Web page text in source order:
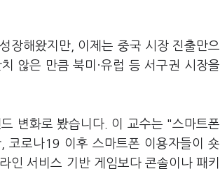
장해왔지만, 이제는 중국 시장 진출만으
않은 만큼 북미·유럽 등 서구권 시장을
변화로 봤습니다. 이 교수는 "스마트폰
코로나19 이후 스마트폰 이용자들이 숏
인 서비스 기반 게임보다 콘솔이나 패키